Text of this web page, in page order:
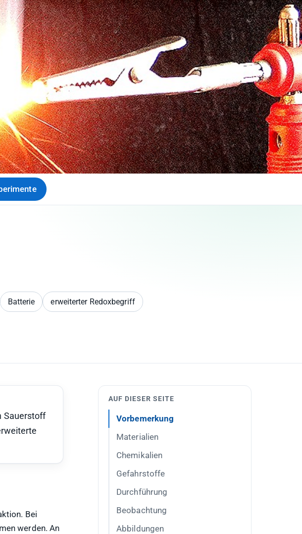
Batterie erweiterter Redoxbegriff
Sauerstoff
Bei
werden. An
AUF DIESER SEITE
Vorbemerkung
Materialien
Chemikalien
Gefahrstoffe
Durchführung
Beobachtung
Abbildungen